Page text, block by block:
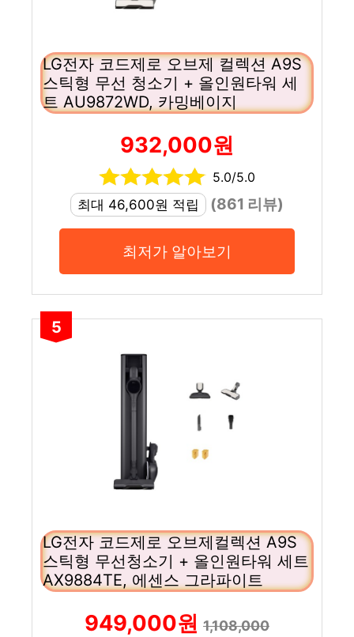
LG전자 코드제로 오브제 컬렉션 A9S
스틱형 무선 청소기 + 올인원타워 세
트 AU9872WD, 카밍베이지
932,000원
5.0/5.0
최대 46,600원 적립
(861 리뷰)
최저가 알아보기
5
LG전자 코드제로 오브제컬렉션 A9S
스틱형 무선청소기 + 올인원타워 세트
AX9884TE, 에센스 그라파이트
949,000원 1,108,000